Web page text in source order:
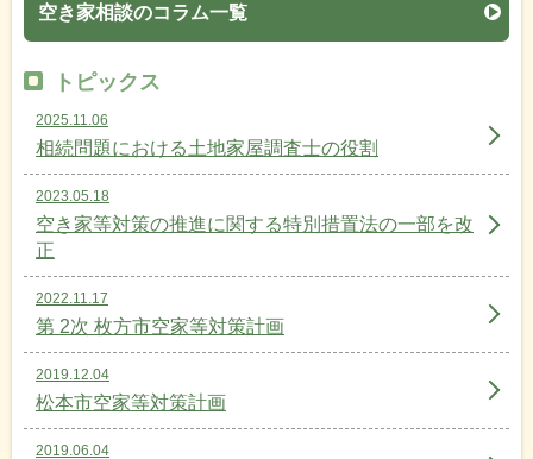
空き家相談のコラム一覧
トピックス
2025.11.06
相続問題における土地家屋調査士の役割
2023.05.18
空き家等対策の推進に関する特別措置法の一部を改
正
2022.11.17
第 2次 枚方市空家等対策計画
2019.12.04
松本市空家等対策計画
2019.06.04